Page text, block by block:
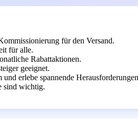
für den Versand.
für alle.
Rabattaktionen.
geeignet.
erlebe spannende
sind wichtig.